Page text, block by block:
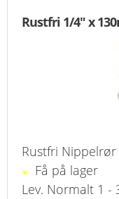
Rustfri 1/4" x
Rustfri
Få på lager
Lev. Normalt 1 -